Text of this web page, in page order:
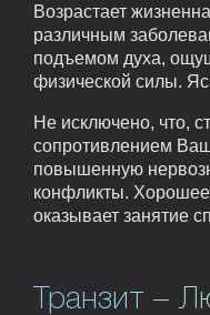
Возрастает
различным
подъемом духа,
физической силы.
Не исключено, что,
сопротивлением
повышенную
конфликты. Хорошее
оказывает занятие
Транзит –